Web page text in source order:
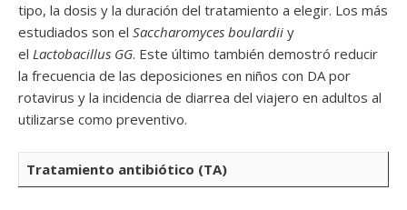
tipo, la dosis y la duración del tratamiento a elegir. Los más
estudiados son el Saccharomyces boulardii y
el Lactobacillus GG. Este último también demostró reducir
la frecuencia de las deposiciones en niños con DA por
rotavirus y la incidencia de diarrea del viajero en adultos al
utilizarse como preventivo.
Tratamiento antibiótico (TA)